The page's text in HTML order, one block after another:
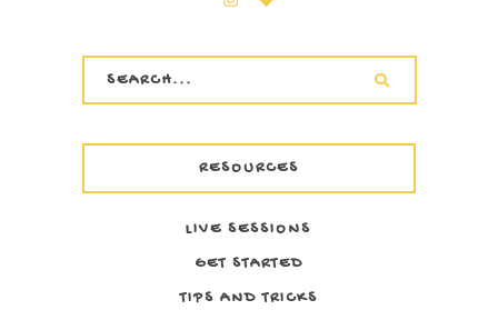
RESOURCES
LIVE SESSIONS
GET STARTED
TIPS AND TRICKS